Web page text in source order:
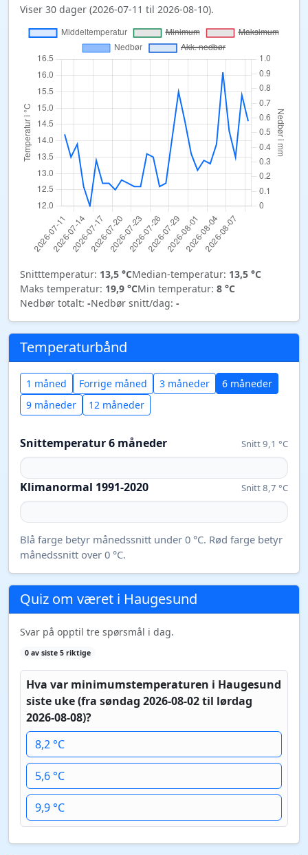
Viser 30 dager (2026-07-11 til 2026-08-10).
Snitttemperatur: 13,5 °CMedian-temperatur: 13,5 °C
Maks temperatur: 19,9 °CMin temperatur: 8 °C
Nedbør totalt: -Nedbør snitt/dag: -
Temperaturbånd
1 måned Forrige måned 3 måneder
6 måneder
9 måneder
12 måneder
Snittemperatur 6 måneder Snitt 9,1 °C
Klimanormal 1991-2020 Snitt 8,7 °C
Blå farge betyr månedssnitt under 0 °C. Rød farge betyr
månedssnitt over 0 °C.
Quiz om været i Haugesund
Svar på opptil tre spørsmål i dag.
0 av siste 5 riktige
Hva var minimumstemperaturen i Haugesund
siste uke (fra søndag 2026-08-02 til lørdag
2026-08-08)?
8,2 °C
5,6 °C
9,9 °C